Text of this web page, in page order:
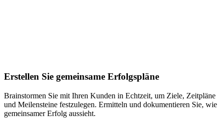
Erstellen Sie gemeinsame Erfolgspläne
Brainstormen Sie mit Ihren Kunden in Echtzeit, um Ziele, Zeitpläne
und Meilensteine festzulegen. Ermitteln und dokumentieren Sie, wie
gemeinsamer Erfolg aussieht.